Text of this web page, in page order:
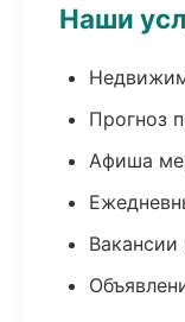
Наши
Прогноз
Афиша